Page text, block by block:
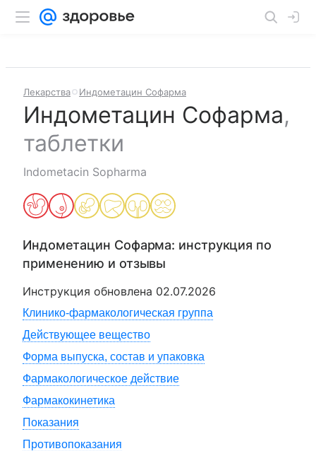
Лекарства Индометацин Софарма
Индометацин Софарма,
таблетки
Indometacin Sopharma
Индометацин Софарма: инструкция по
применению и отзывы
Инструкция обновлена 02.07.2026
Клинико-фармакологическая группа
Действующее вещество
Форма выпуска, состав и упаковка
Фармакологическое действие
Фармакокинетика
Показания
Противопоказания